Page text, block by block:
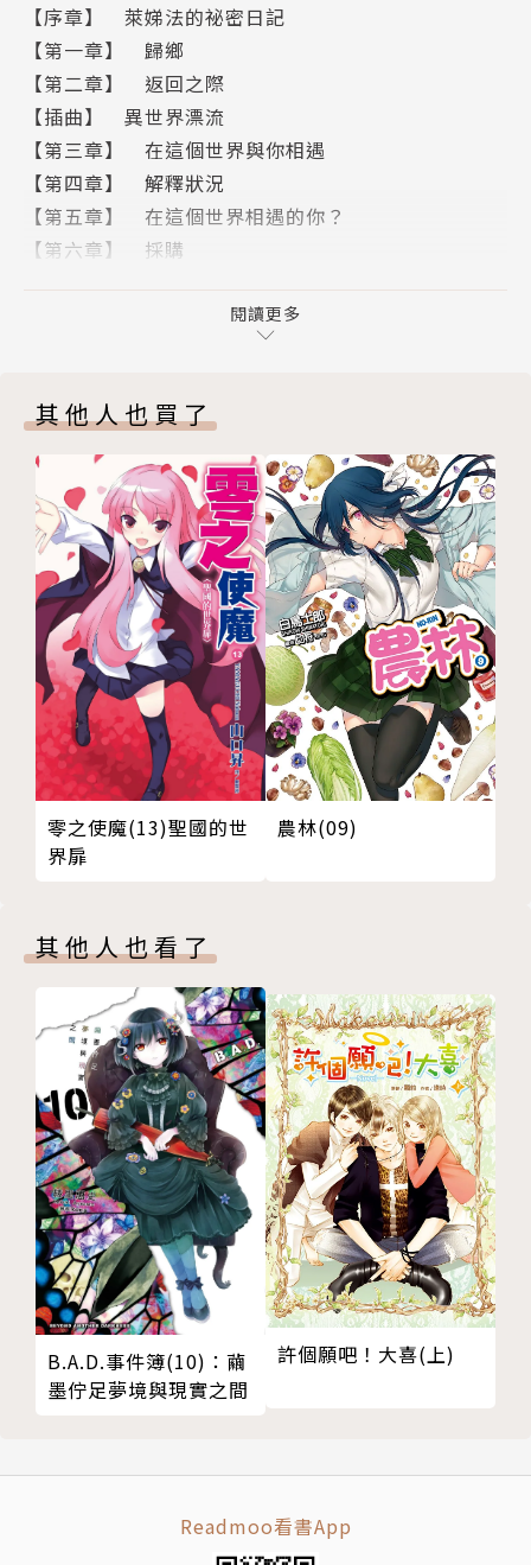
【序章】 萊娣法的祕密日記
【第一章】 歸鄉
【第二章】 返回之際
【插曲】 異世界漂流
【第三章】 在這個世界與你相遇
【第四章】 解釋狀況
【第五章】 在這個世界相遇的你？
【第六章】 採購
【第八章】 蠢蠢欲動的黑影
【後記】
閱讀更多
其他人也買了
零之使魔(13)聖國的世
界扉
農林(09)
其他人也看了
B.A.D.事件簿(10)：繭
墨佇足夢境與現實之間
許個願吧！大喜(上)
Readmoo看書App